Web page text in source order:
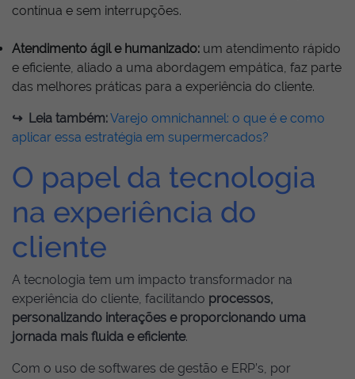
contínua e sem interrupções.
Atendimento ágil e humanizado: um atendimento rápido
e eficiente, aliado a uma abordagem empática, faz parte
das melhores práticas para a experiência do cliente.
↪ ︎ Leia também:Varejo omnichannel: o que é e como
aplicar essa estratégia em supermercados?
O papel da tecnologia
na experiência do
cliente
A tecnologia tem um impacto transformador na
experiência do cliente, facilitando processos,
personalizando interações e proporcionando uma
jornada mais fluida e eficiente.
Com o uso de softwares de gestão e ERP’s, por